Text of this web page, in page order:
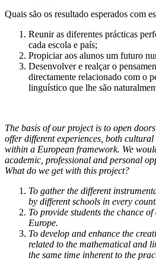
Quais são os resultado esperados com
Reunir as diferentes prácticas
cada escola e país;
Propiciar aos alunos um futuro
Desenvolver e realçar o
directamente relacionado com o
linguístico que lhe são
The basis of our project is to open
offer different experiences, both
within a European framework. We
academic, professional and personal
What do we get with this project?
To gather the different
by different schools in every
To provide students the chance
Europe.
To develop and enhance the
related to the mathematical and
the same time inherent to the